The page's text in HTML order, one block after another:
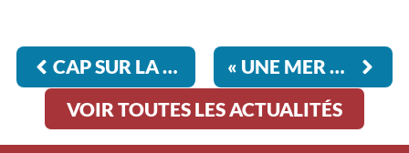
CAP SUR LA NORMANDIE
« UNE MER CALME N’A JAMAIS FAIT UN BON MARIN » (PROVERBE ANGLAIS)
VOIR TOUTES LES ACTUALITÉS